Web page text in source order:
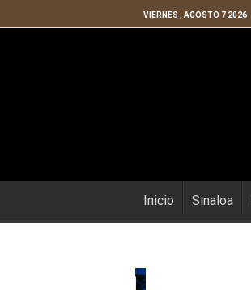
VIERNES , AGOSTO 7 2026
Inicio Sinaloa